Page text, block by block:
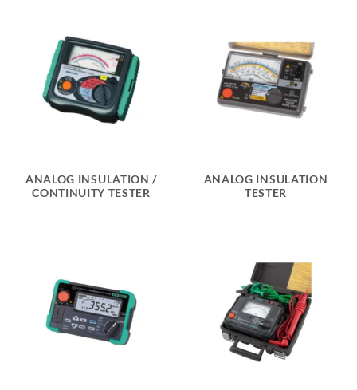
ANALOG INSULATION /
CONTINUITY TESTER
ANALOG INSULATION
TESTER